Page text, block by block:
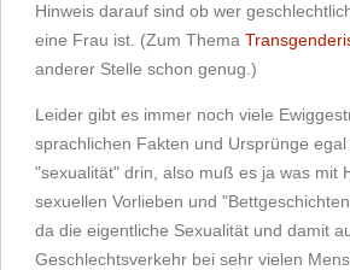
Hinweis darauf sind ob wer
eine Frau ist. (Zum Thema
anderer Stelle schon genug.)
Leider gibt es immer noch viele
sprachlichen Fakten und Ursprünge
"sexualität" drin, also muß es ja was mit
sexuellen Vorlieben und
da die eigentliche Sexualität und damit
Geschlechtsverkehr bei sehr vielen